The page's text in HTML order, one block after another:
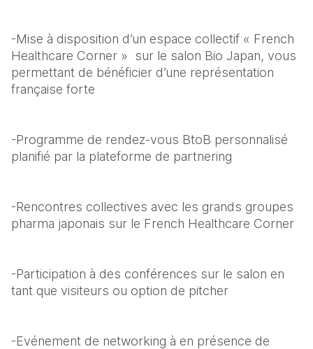
-Mise à disposition d’un espace collectif « French
Healthcare Corner »  sur le salon Bio Japan, vous
permettant de bénéficier d’une représentation
française forte
-Programme de rendez-vous BtoB personnalisé
planifié par la plateforme de partnering
-Rencontres collectives avec les grands groupes
pharma japonais sur le French Healthcare Corner
-Participation à des conférences sur le salon en
tant que visiteurs ou option de pitcher
-Evénement de networking à en présence de